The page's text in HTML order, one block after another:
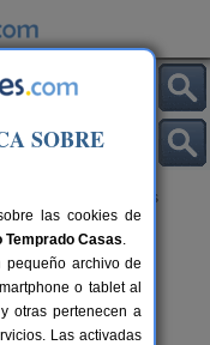
> Apartamentos
Córdoba
SOBRE
las cookies de
Temprado Casas.
pequeño archivo de
o tablet al
otras pertenecen a
Las activadas